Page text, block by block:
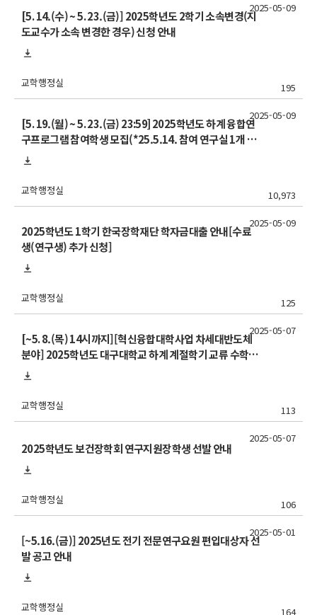
[5. 14.(수) ~ 5. 23.(금)] 2025학년도 2학기 소속변경(지
도교수가 소속 변경한 경우) 신청 안내
교학행정실 195
2025-05-09
[5. 19.(월) ~ 5. 23.(금) 23:59] 2025학년도 하계 융합연
구프로그램 참여학생 모집(*25.5.14. 참여 연구실 1개 추
가)
교학행정실 10,973
2025-05-09
2025학년도 1학기 한국장학재단 학자금대출 안내[수료
생(연구생) 추가 신청]
교학행정실 125
2025-05-09
[~5. 8.(목) 14시까지][혁신융합대학사업 차세대반도체
분야] 2025학년도 대구대학교 하계 계절학기 교류 수학 신
청 안내
교학행정실 113
2025-05-07
2025학년도 보건장학회 연구지원장학생 선발 안내
교학행정실 106
2025-05-07
[~5.16.(금)] 2025년도 전기 전문연구요원 편입대상자 선
발 공고 안내
교학행정실 164
2025-05-01